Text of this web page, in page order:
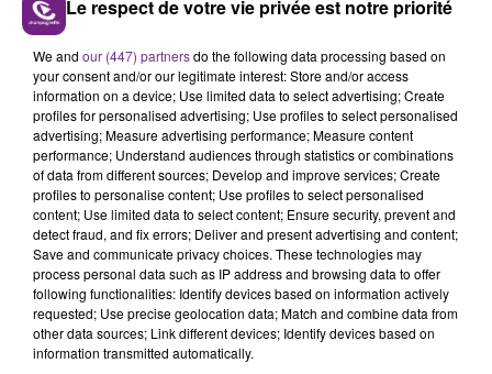
29 juillet 2026
GAGNEZ VOS INVITATIONS VIP POUR LES
CONCERTS DE FOIRE EN SCÈNE 2026
Le respect de votre vie privée est notre priorité
We and our (447) partnersdo the following data processing based on
your consent and/or our legitimate interest: Store and/or access
information on a device; Use limited data to select advertising; Create
profiles for personalised advertising; Use profiles to select personalised
advertising; Measure advertising performance; Measure content
performance; Understand audiences through statistics or combinations
of data from different sources; Develop and improve services; Create
profiles to personalise content; Use profiles to select personalised
content; Use limited data to select content; Ensure security, prevent and
detect fraud, and fix errors; Deliver and present advertising and content;
Save and communicate privacy choices. These technologies may
process personal data such as IP address and browsing data to offer
following functionalities: Identify devices based on information actively
requested; Use precise geolocation data; Match and combine data from
other data sources; Link different devices; Identify devices based on
information transmitted automatically.